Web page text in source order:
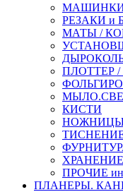
МАШИНКИ
РЕЗАКИ и
МАТЫ /
ПЛОТТЕР /
КИСТИ
НОЖНИЦЫ /
ПРОЧИЕ
ПЛАНЕРЫ.